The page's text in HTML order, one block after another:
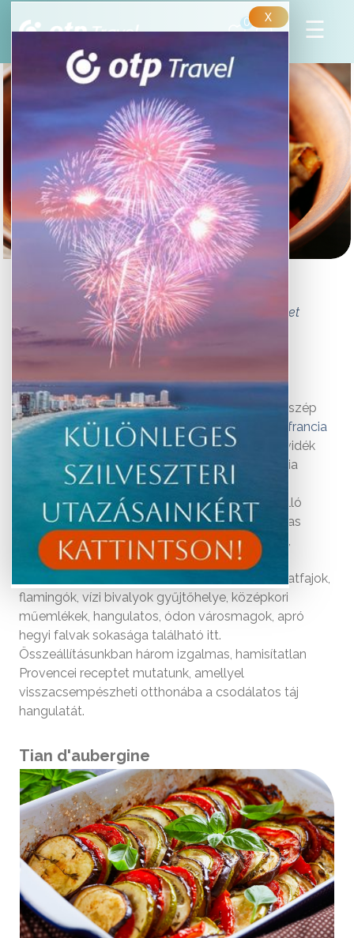
X
0
Provence-­i ízorgia
Három izgalmas, hamisítatlan provence­-i receptet
mutatunk be.
Vidékies báj, vendégszerető emberek és meseszép
természeti környezet jellemzi a gyönyörű
dél-francia
vidéket. A mediterrán időjárásnak hála, híres a vidék
növényeiről, fűszereiről, nem csoda, ha a francia
parfümgyártásnak is egyik központja. A táj
elmaradhatatlan kellékei az utak mentén tarkálló
jázmin­ és levendulamezők, Camargue mocsaras
vidéke, a híres római aquaduct, a Pont du Gard,
hangulatos középkori városkák, pici teraszos
éttermek. Természetvédelmi területek, ritka állatfajok,
flamingók, vízi bivalyok gyűjtőhelye, középkori
műemlékek, hangulatos, ódon városmagok, apró
hegyi falvak sokasága található itt.
Összeállításunkban három izgalmas, hamisítatlan
Provence­i receptet mutatunk, amellyel
visszacsempészheti otthonába a csodálatos táj
hangulatát.
Tian d'aubergine